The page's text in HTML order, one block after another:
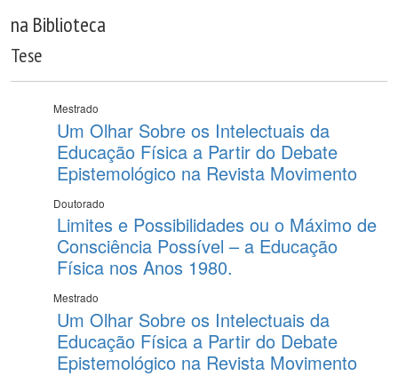
na Biblioteca
Tese
Mestrado
Um Olhar Sobre os Intelectuais da
Educação Física a Partir do Debate
Epistemológico na Revista Movimento
Doutorado
Limites e Possibilidades ou o Máximo de
Consciência Possível – a Educação
Física nos Anos 1980.
Mestrado
Um Olhar Sobre os Intelectuais da
Educação Física a Partir do Debate
Epistemológico na Revista Movimento